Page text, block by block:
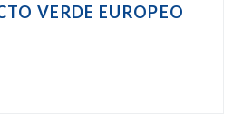
VERDE EUROPEO